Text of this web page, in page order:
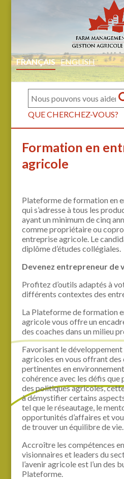
FRANÇAIS ENGLISH
QUE CHERCHEZ-VOUS?
Formation en
agricole
Plateforme de formation en
qui s’adresse à tous les
ayant un minimum de cinq
comme propriétaire ou
entreprise agricole. Le
diplôme d’études collégiales.
Devenez entrepreneur de
Profitez d’outils adaptés à
différents contextes des
La Plateforme de formation
agricole vous offre un
des coaches dans un milieu
Favorisant le
agricoles en vous offrant des
pertinentes en
cohérence avec les défis que
des politiques agricoles,
à démystifier certains
tel que le réseautage, le
opportunités d’affaires et
de trouver un équilibre de vie.
Accroître les compétences
visionnaires et leaders du
l’avenir agricole est l’un des
Plateforme.